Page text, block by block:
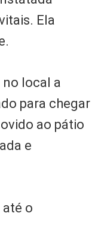
Ela
local a
para chegar
ao pátio
e
o